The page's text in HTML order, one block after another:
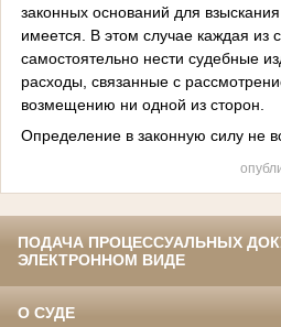
законных оснований для
имеется. В этом случае каждая из
самостоятельно нести судебные
расходы, связанные с
возмещению ни одной из сторон.
Определение в законную силу не
ПОДАЧА ПРОЦЕССУАЛЬНЫХ
ЭЛЕКТРОННОМ ВИДЕ
О СУДЕ